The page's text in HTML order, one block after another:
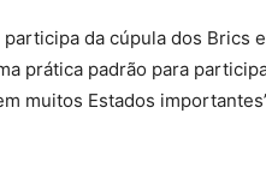
da cúpula dos Brics
prática padrão para
muitos Estados